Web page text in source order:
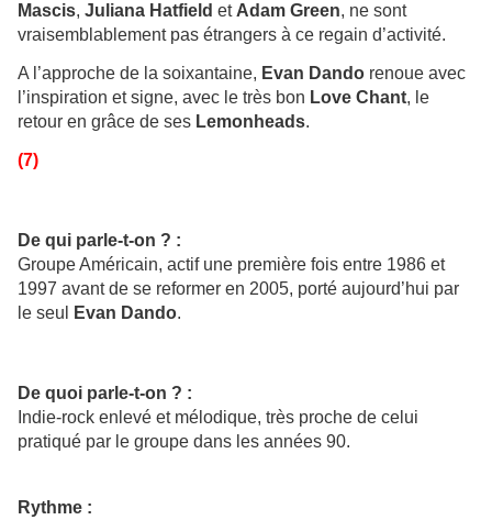
Mascis, Juliana Hatfield et Adam Green, ne sont
vraisemblablement pas étrangers à ce regain d’activité.
A l’approche de la soixantaine, Evan Dando renoue avec
l’inspiration et signe, avec le très bon Love Chant, le
retour en grâce de ses Lemonheads.
(7)
De qui parle-t-on ? :
Groupe Américain, actif une première fois entre 1986 et
1997 avant de se reformer en 2005, porté aujourd’hui par
le seul
Evan Dando.
De quoi parle-t-on ? :
Indie-rock enlevé et mélodique, très proche de celui
pratiqué par le groupe dans les années 90.
Rythme :